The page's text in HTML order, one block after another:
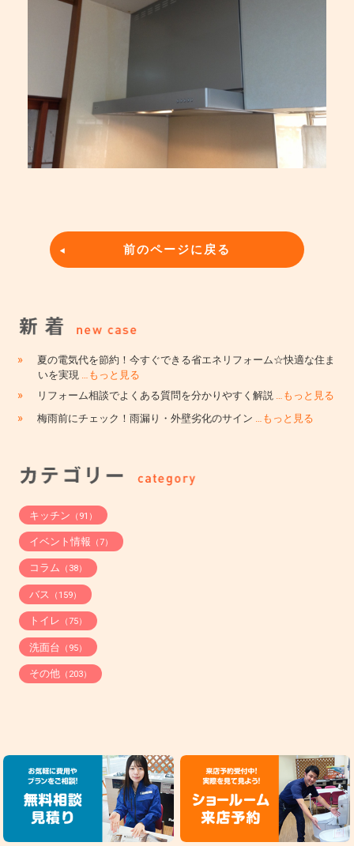
前のページに戻る
»
夏の電気代を節約！今すぐできる省エネリフォーム☆快適な住ま
いを実現
…もっと見る
» リフォーム相談でよくある質問を分かりやすく解説 …もっと見る
» 梅雨前にチェック！雨漏り・外壁劣化のサイン …もっと見る
キッチン （91）
イベント情報 （7）
コラム （38）
バス （159）
トイレ （75）
洗面台 （95）
その他（203）